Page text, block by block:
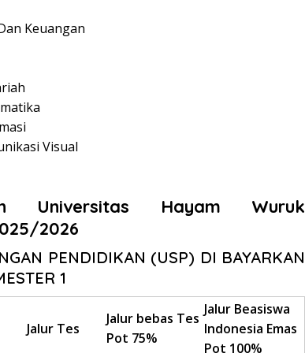
Keuangan
Visual
Universitas Hayam Wuruk
2026
PENDIDIKAN (USP) DI BAYARKAN
1
Jalur Tes
Jalur bebas Tes
Pot 75%
Jalur Beasiswa
Indonesia Emas
Pot 100%